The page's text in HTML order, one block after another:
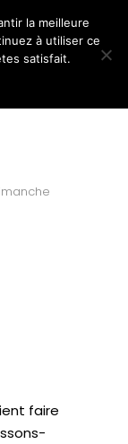
faire
la meilleure
à utiliser ce
satisfait.